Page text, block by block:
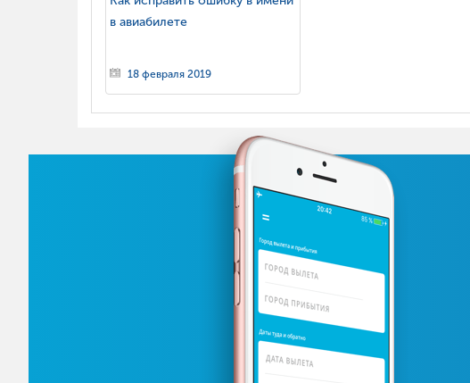
в авиабилете
18 февраля 2019